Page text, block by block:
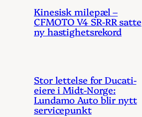
Kinesisk milepæl –
CFMOTO V4 SR-RR satte
ny hastighetsrekord
Stor lettelse for Ducati-
eiere i Midt-Norge:
Lundamo Auto blir nytt
servicepunkt